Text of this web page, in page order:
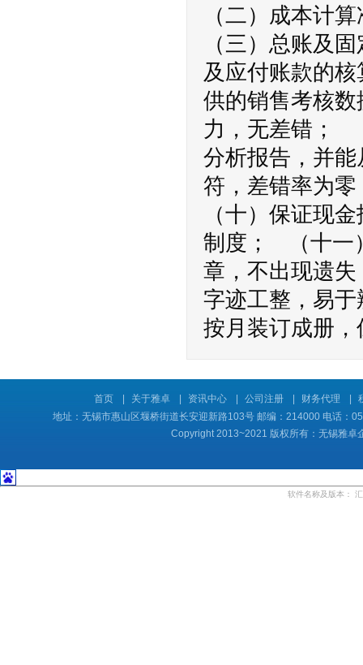
（二）成本计
（三）总账及
及应付账款的
供的销售考核
力，无差错；
分析报告，并
符，差错率为
（十）保证现
制度； （十一
章，不出现遗
字迹工整，易
按月装订成册
首页 关于雅卓 资讯中心 公司注册 财务代理
地址：无锡市惠山区堰桥街道长安迎新路103号 邮编：214000 电话：
Copyright 2013~2021 版权所有：无锡雅
软件名称及版本：